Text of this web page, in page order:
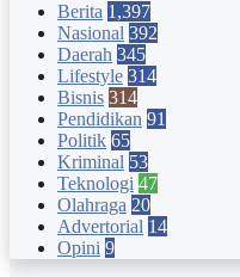
Berita 1,397
Nasional 392
Daerah 345
Lifestyle 314
Bisnis 314
Pendidikan 91
Politik 65
Kriminal 53
Teknologi 47
Olahraga 20
Advertorial 14
Opini 9